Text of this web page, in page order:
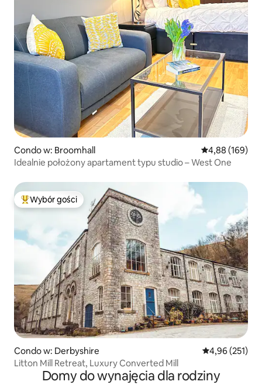
Condo w: Broomhall Średnia
4,88 (169)
Idealnie położony apartament typu studio – West One
Najpopularniejsze z kategorii Wybór gości
Wybór gości
Condo w: Derbyshire Średnia
4,96 (251)
Litton Mill Retreat, Luxury Converted Mill
Domy do wynajęcia dla rodziny